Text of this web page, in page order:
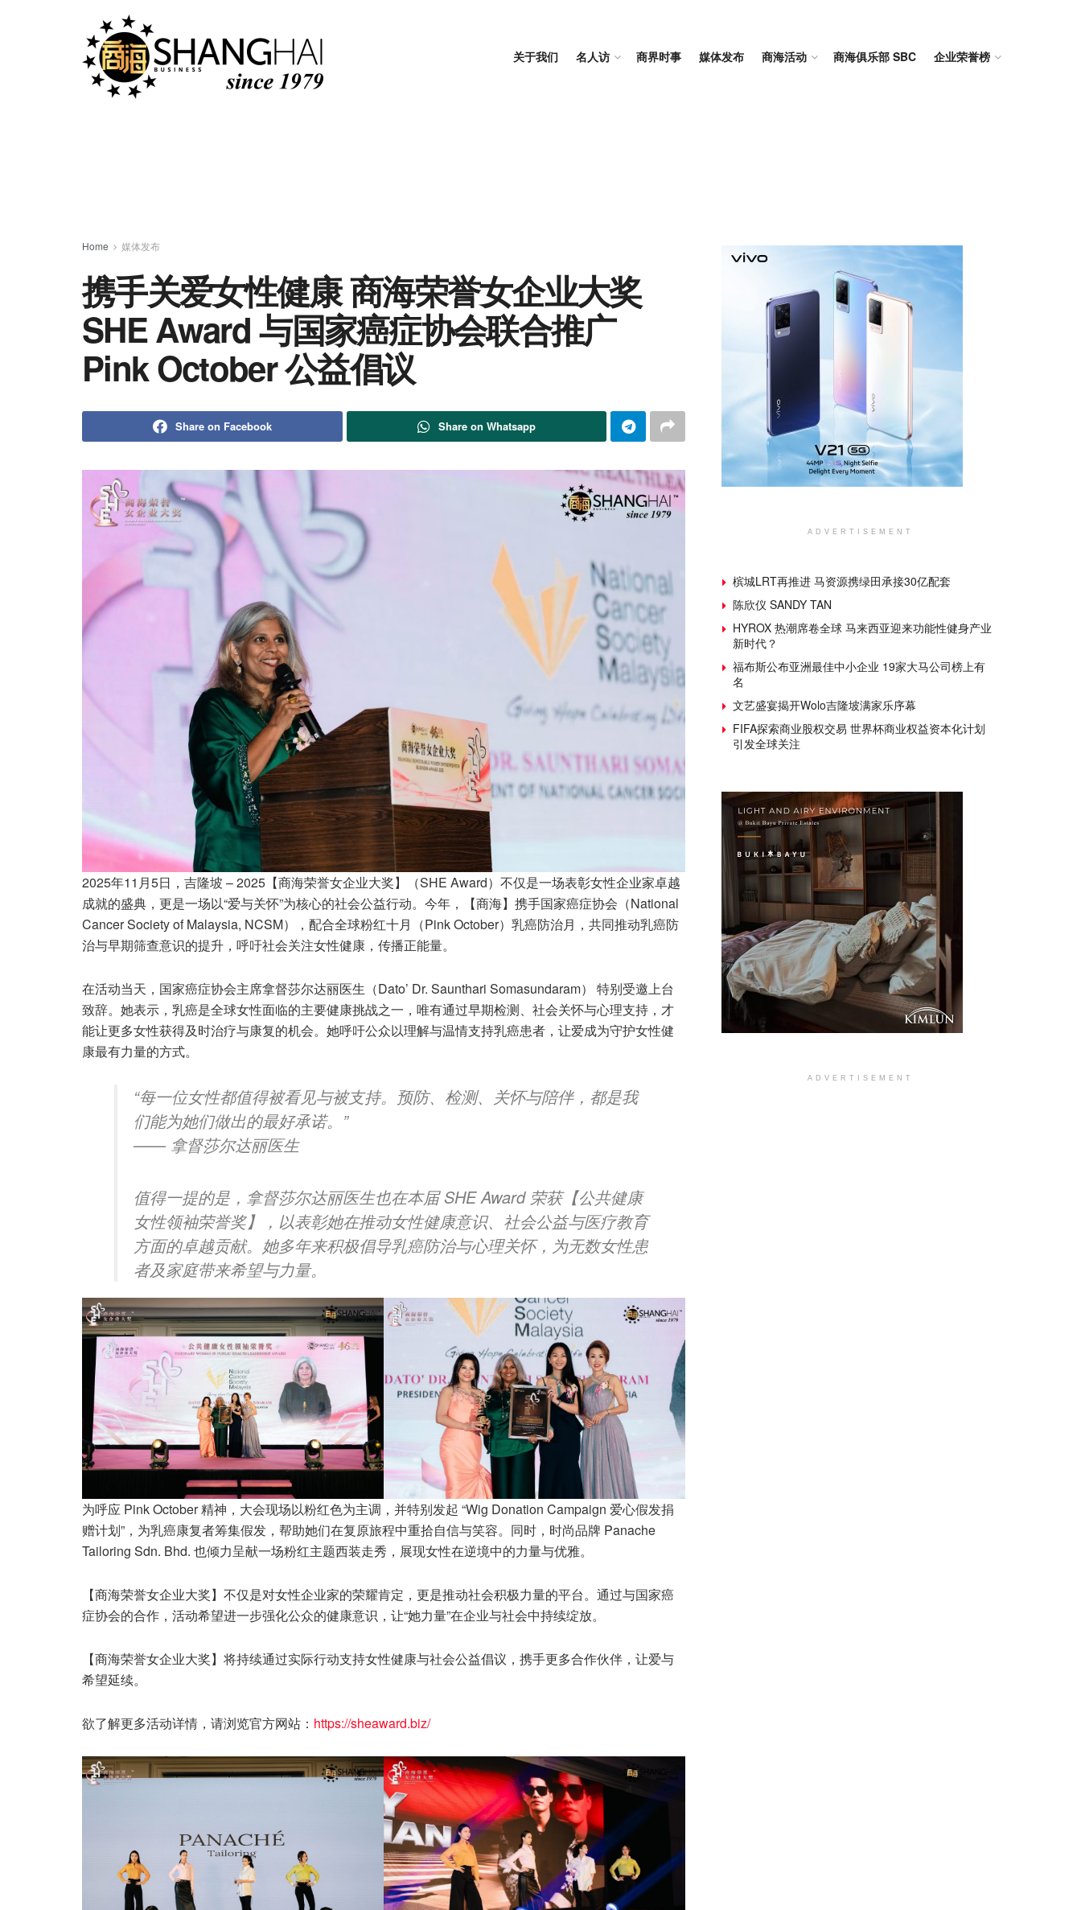
关于我们 名人访 商界时事 媒体发布 商海活动 商海俱乐部 SBC 企业荣誉榜
Home 媒体发布
携手关爱女性健康 商海荣誉女企业大奖
SHE Award 与国家癌症协会联合推广
Pink October 公益倡议
Share on Facebook Share on Whatsapp
2025年11月5日，吉隆坡 – 2025【商海荣誉女企业大奖】（SHE Award）不仅是一场表彰女性企业家卓越
成就的盛典，更是一场以“爱与关怀”为核心的社会公益行动。今年，【商海】携手国家癌症协会（National
Cancer Society of Malaysia, NCSM），配合全球粉红十月（Pink October）乳癌防治月，共同推动乳癌防
治与早期筛查意识的提升，呼吁社会关注女性健康，传播正能量。
在活动当天，国家癌症协会主席拿督莎尔达丽医生（Dato’ Dr. Saunthari Somasundaram） 特别受邀上台
致辞。她表示，乳癌是全球女性面临的主要健康挑战之一，唯有通过早期检测、社会关怀与心理支持，才
能让更多女性获得及时治疗与康复的机会。她呼吁公众以理解与温情支持乳癌患者，让爱成为守护女性健
康最有力量的方式。
“每一位女性都值得被看见与被支持。预防、检测、关怀与陪伴，都是我
们能为她们做出的最好承诺。”
—— 拿督莎尔达丽医生
值得一提的是，拿督莎尔达丽医生也在本届 SHE Award 荣获【公共健康
女性领袖荣誉奖】，以表彰她在推动女性健康意识、社会公益与医疗教育
方面的卓越贡献。她多年来积极倡导乳癌防治与心理关怀，为无数女性患
者及家庭带来希望与力量。
为呼应 Pink October 精神，大会现场以粉红色为主调，并特别发起 “Wig Donation Campaign 爱心假发捐
赠计划”，为乳癌康复者筹集假发，帮助她们在复原旅程中重拾自信与笑容。同时，时尚品牌 Panache
Tailoring Sdn. Bhd. 也倾力呈献一场粉红主题西装走秀，展现女性在逆境中的力量与优雅。
【商海荣誉女企业大奖】不仅是对女性企业家的荣耀肯定，更是推动社会积极力量的平台。通过与国家癌
症协会的合作，活动希望进一步强化公众的健康意识，让“她力量”在企业与社会中持续绽放。
【商海荣誉女企业大奖】将持续通过实际行动支持女性健康与社会公益倡议，携手更多合作伙伴，让爱与
希望延续。
欲了解更多活动详情，请浏览官方网站： https://sheaward.biz/
ADVERTISEMENT
槟城LRT再推进 马资源携绿田承接30亿配套
陈欣仪 SANDY TAN
HYROX 热潮席卷全球 马来西亚迎来功能性健身产业
新时代？
福布斯公布亚洲最佳中小企业 19家大马公司榜上有
名
文艺盛宴揭开Wolo吉隆坡满家乐序幕
FIFA探索商业股权交易 世界杯商业权益资本化计划
引发全球关注
ADVERTISEMENT